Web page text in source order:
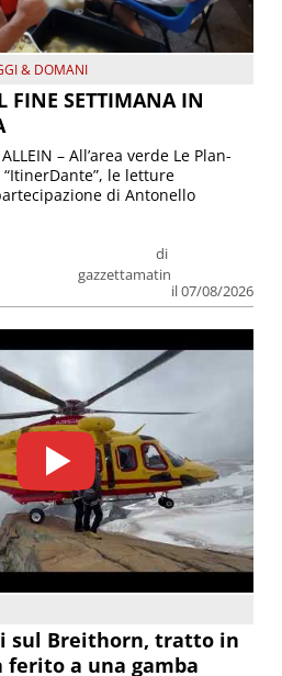
& DOMANI
FINE SETTIMANA IN
di
gazzettamatin
il 07/08/2026
– All’area verde Le Plan-
le letture
di Antonello
sul Breithorn, tratto in
ferito a una gamba